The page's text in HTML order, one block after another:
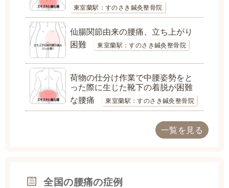
東室蘭駅：すのさき鍼灸整骨院
仙腸関節由来の腰痛、立ち上がり
困難
東室蘭駅：すのさき鍼灸整骨院
荷物の仕分け作業で中腰姿勢をと
った際に生じた靴下の着脱が困難
な腰痛
東室蘭駅：すのさき鍼灸整骨院
一覧を見る
全国の腰痛の症例